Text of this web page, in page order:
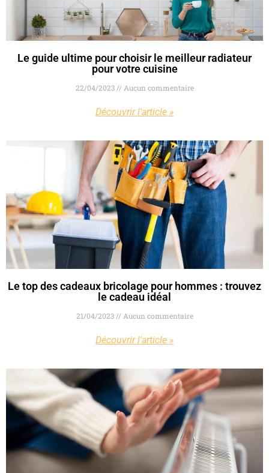
Le guide ultime pour choisir le meilleur radiateur
pour votre cuisine
22/04/2023 Aucun commentaire
Découvrir l'article »
Le top des cadeaux bricolage pour hommes : trouvez
le cadeau idéal
21/04/2023 Aucun commentaire
Découvrir l'article »